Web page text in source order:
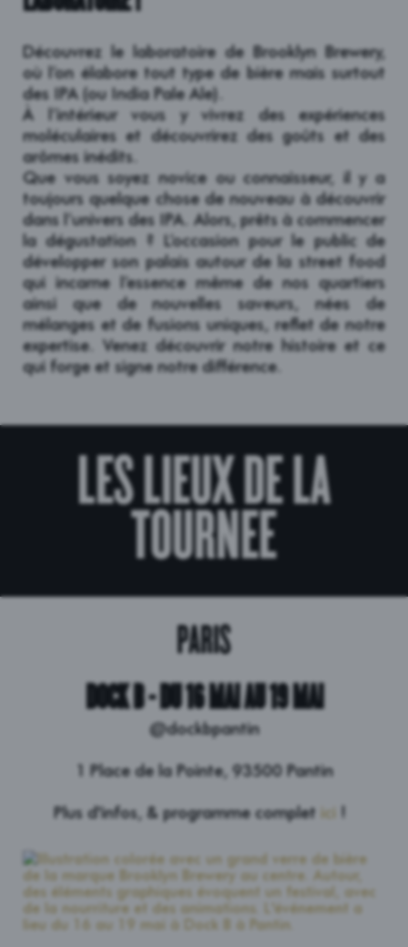
Découvrez le laboratoire de Brooklyn Brewery,
où l’on élabore tout type de bière mais surtout
des IPA (ou India Pale Ale).
À l’intérieur vous y vivrez des expériences
moléculaires et découvrirez des goûts et des
arômes inédits.
Que vous soyez novice ou connaisseur, il y a
toujours quelque chose de nouveau à découvrir
dans l’univers des IPA. Alors, prêts à commencer
la dégustation ? L’occasion pour le public de
développer son palais autour de la street food
qui incarne l’essence même de nos quartiers
ainsi que de nouvelles saveurs, nées de
mélanges et de fusions uniques, reflet de notre
expertise. Venez découvrir notre histoire et ce
qui forge et signe notre différence.
LES LIEUX DE LA
TOURNEE
PARIS
DOCK B - DU 16 MAI AU 19 MAI
@dockbpantin
1 Place de la Pointe, 93500 Pantin
Plus d'infos, & programme complet ici !